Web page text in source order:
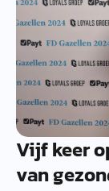
Vijf keer
van